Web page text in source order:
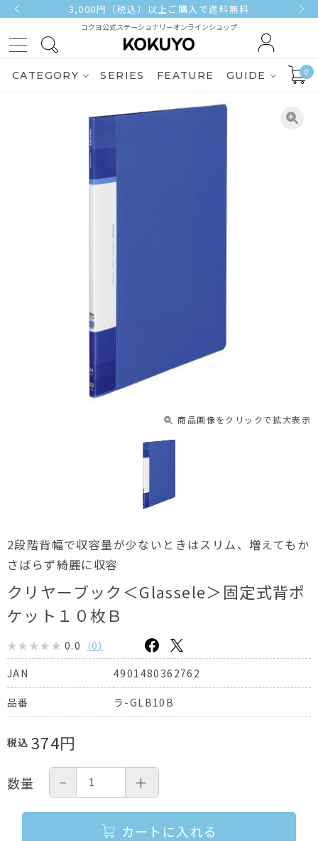
3,000円（税込）以上ご購入で送料無料
コクヨ公式ステーショナリーオンラインショップ
CATEGORY SERIES FEATURE GUIDE 0
商品画像をクリックで拡大表示
2段階背幅で収容量が少ないときはスリム、増えてもか
さばらず綺麗に収容
クリヤーブック＜Glassele＞固定式背ポ
ケット１０枚Ｂ
0.0 (0)
JAN
4901480362762
品番 ラ-GLB10B
税込 374円
数量 − ＋
カートに入れる